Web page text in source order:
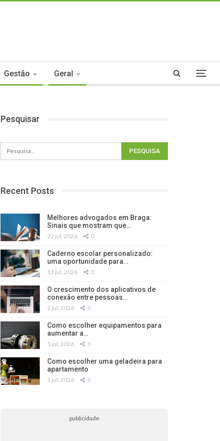
Gestão Geral
Pesquisar
Recent Posts
Melhores advogados em Braga:
Sinais que mostram que…
22 jul, 2026 0
Caderno escolar personalizado:
uma oportunidade para…
13 jul, 2026 0
O crescimento dos aplicativos de
conexão entre pessoas…
2 jul, 2026 0
Como escolher equipamentos para
aumentar a…
1 jul, 2026 0
Como escolher uma geladeira para
apartamento
1 jul, 2026 0
publicidade